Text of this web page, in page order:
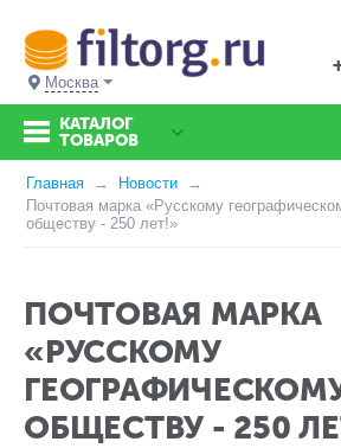
Москва
КАТАЛОГ
ТОВАРОВ
Главная
Новости
Почтовая марка «Русскому
обществу - 250 лет!»
ПОЧТОВАЯ МАРКА
«РУССКОМУ
ОБЩЕСТВУ - 250